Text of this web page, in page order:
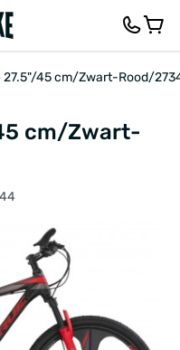
27.5"/45 cm/Zwart-Rood/
cm/Zwart-
FEEDBACK EN VRAGEN